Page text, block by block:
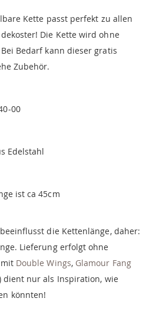
Kette passt perfekt zu allen
Die Kette wird ohne
Bedarf kann dieser gratis
Zubehör.
00
Edelstahl
ist ca 45cm
die Kettenlänge, daher:
Lieferung erfolgt ohne
Double Wings, Glamour Fang
dient nur als Inspiration, wie
könnten!